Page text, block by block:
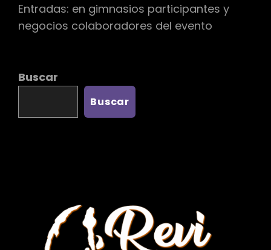
Entradas: en gimnasios participantes y
negocios colaboradores del evento
Buscar
Buscar